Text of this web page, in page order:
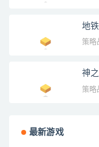
地
策略
神
策略
最新游戏